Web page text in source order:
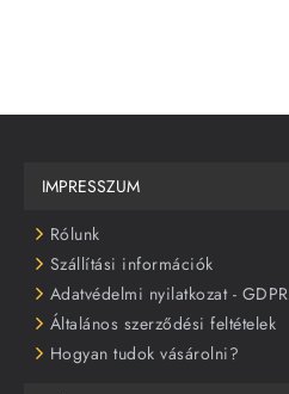
IMPRESSZUM
Rólunk
Szállítási információk
Adatvédelmi nyilatkozat - GDPR
Általános szerződési feltételek
Hogyan tudok vásárolni?